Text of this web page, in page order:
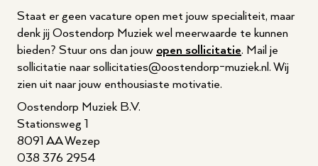
Staat er geen vacature open met jouw specialiteit, maar
denk jij Oostendorp Muziek wel meerwaarde te kunnen
bieden? Stuur ons dan jouw open sollicitatie. Mail je
sollicitatie naar sollicitaties@oostendorp-muziek.nl. Wij
zien uit naar jouw enthousiaste motivatie.
Oostendorp Muziek B.V.
Stationsweg 1
8091 AA Wezep
038 376 2954